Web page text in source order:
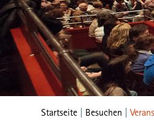
Startseite Besuchen |